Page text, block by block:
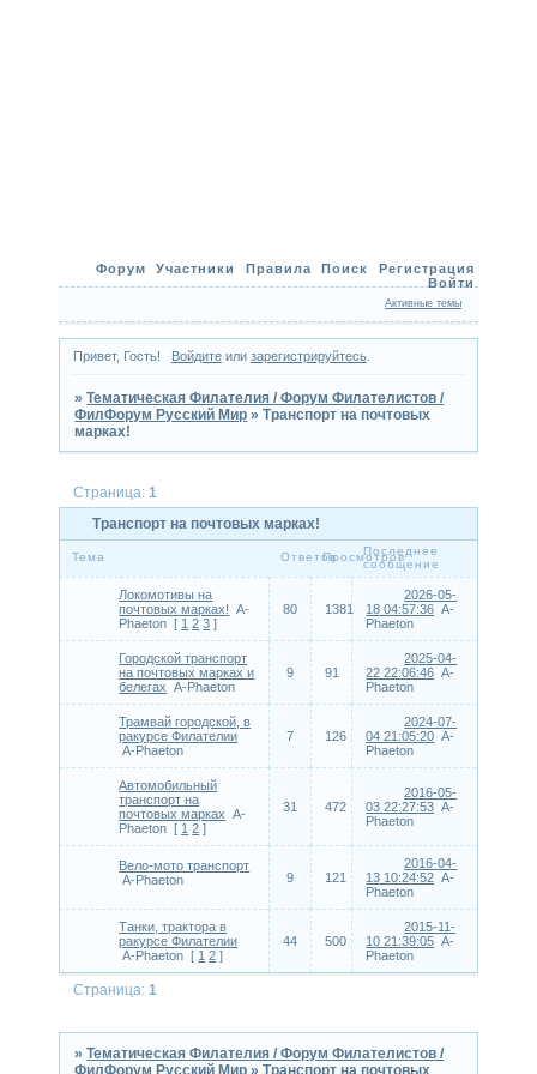
Форум Участники Правила Поиск
Регистрация
Войти
Активные темы
Привет, Гость! Войдитеили зарегистрируйтесь.
»Тематическая Филателия / Форум Филателистов /
ФилФорум Русский Мир »Транспорт на почтовых
марках!
Транспорт на почтовых марках!
Страница:1
Тема ОтветовПросмотров
Последнее
сообщение
Локомотивы на
почтовых марках!
A-
Phaeton [ 1 2 3 ]
80 1381
2026-05-
18 04:57:36 A-
Phaeton
Городской транспорт
на почтовых марках и
белегах
A-Phaeton
9 91
2025-04-
22 22:06:46 A-
Phaeton
Трамвай городской, в
ракурсе Филателии
A-Phaeton
7 126
2024-07-
04 21:05:20 A-
Phaeton
Автомобильный
транспорт на
почтовых марках
A-
Phaeton [ 1 2 ]
31 472
2016-05-
03 22:27:53 A-
Phaeton
Вело-мото транспорт
A-Phaeton
9 121
2016-04-
13 10:24:52 A-
Phaeton
Танки, трактора в
ракурсе Филателии
A-Phaeton [ 1 2 ]
44 500
2015-11-
10 21:39:05 A-
Phaeton
Страница:1
»Тематическая Филателия / Форум Филателистов /
ФилФорум Русский Мир »Транспорт на почтовых